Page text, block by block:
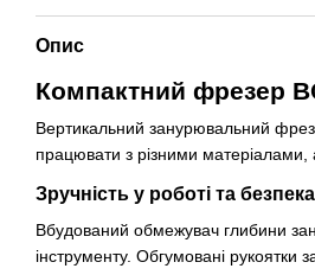
Опис
Компактний фрезер
Вертикальний занурювальний
працювати з різними
Зручність у роботі та безпека
Вбудований обмежувач глибини
інструменту. Обгумовані рукоятки